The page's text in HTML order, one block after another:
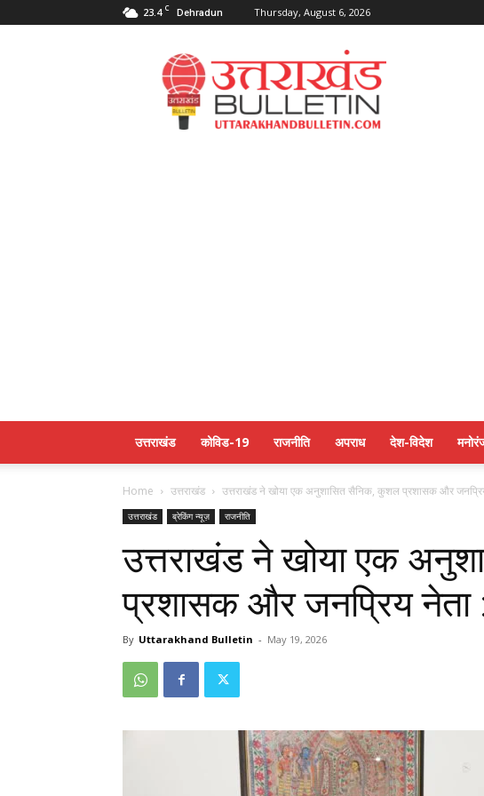
23.4 C Dehradun Thursday, August 6, 2026
Uttarakahnd
Bulletin
उत्तराखंड कोविड-19 राजनीति अपराध देश-विदेश
Home उत्तराखंड उत्तराखंड ने खोया एक अनुशासित सैनिक, कुशल प्रशासक और
उत्तराखंड ब्रेकिंग न्यूज़ राजनीति
उत्तराखंड ने खोया एक
प्रशासक और जनप्रिय नेता :
By Uttarakhand Bulletin - May 19, 2026